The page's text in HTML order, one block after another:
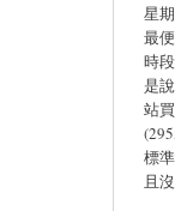
星
最
時
是
站
標
且